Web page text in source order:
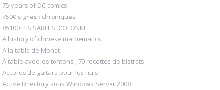
75 years of DC comics
7500 signes : chroniques
85100 LES SABLES D'OLONNE
A history of chinese mathematics
A la table de Monet
À table avec les tontons , 70 recettes de bistrots
Accords de guitare pour les nuls
Active Directory sous Windows Server 2008